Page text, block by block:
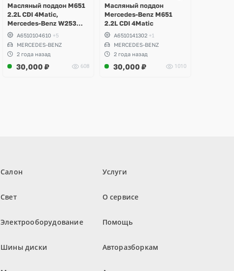
Масляный поддон M651
2.2L CDI 4Matic,
Mercedes-Benz W253
GLC 220d
A6510104610 +5
MERCEDES-BENZ
2 года назад
30,000 ₽ 608
Масляный поддон
Mercedes-Benz M651
2.2L CDI 4Matic
A6510141302 +1
MERCEDES-BENZ
2 года назад
30,000 ₽ 1010
Салон
Свет
Электрооборудование
Шины диски
Услуги
О сервисе
Помощь
Авторазборкам